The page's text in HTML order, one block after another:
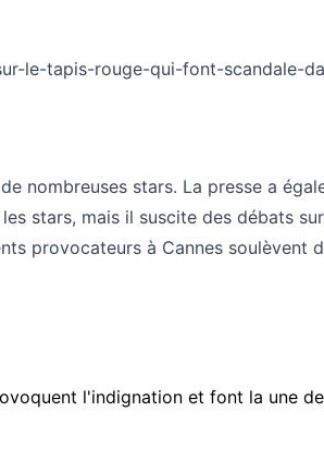
le-tapis-rouge-qui-font-scandale-
nombreuses stars. La presse a
stars, mais il suscite des débats
provocateurs à Cannes soulèvent
l'indignation et font la une